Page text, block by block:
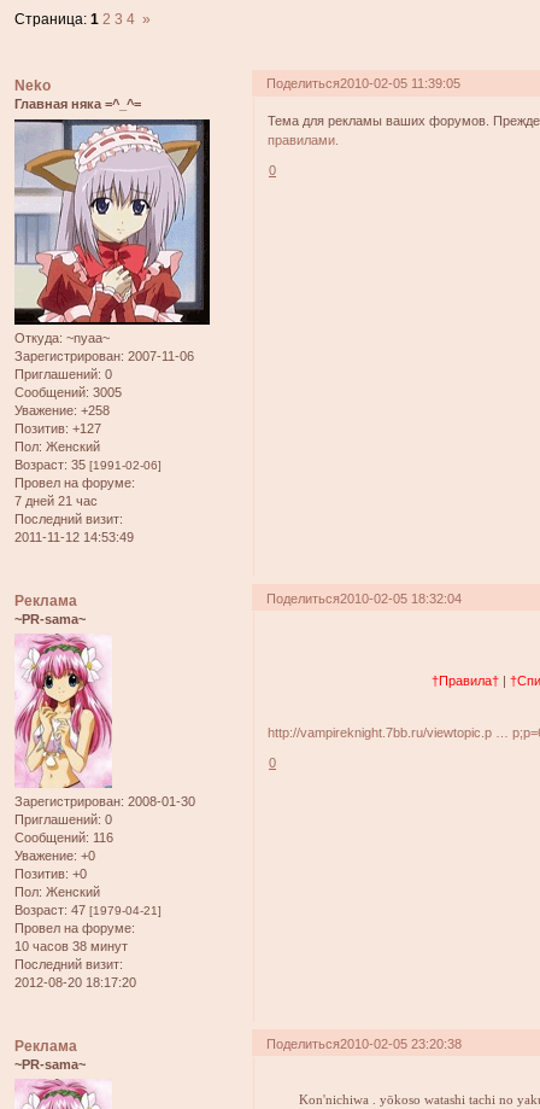
Страница:1 2 3 4 »
Поделиться2010-02-05 11:39:05
Neko
Главная няка =^_^=
Откуда: ~nyaa~
Зарегистрирован: 2007-11-06
Приглашений: 0
Сообщений: 3005
Уважение: +258
Позитив: +127
Пол: Женский
Возраст: 35 [1991-02-06]
Провел на форуме:
7 дней 21 час
Последний визит:
2011-11-12 14:53:49
Тема для рекламы ваших форумов.
правилами.
0
Поделиться2010-02-05 18:32:04
Реклама
~PR-sama~
Зарегистрирован: 2008-01-30
Приглашений: 0
Сообщений: 116
Уважение: +0
Позитив: +0
Пол: Женский
Возраст: 47 [1979-04-21]
Провел на форуме:
10 часов 38 минут
Последний визит:
2012-08-20 18:17:20
†Правила† |
http://vampireknight.7bb.ru/viewtopic.p …
0
Поделиться2010-02-05 23:20:38
Реклама
~PR-sama~
Kon'nichiwa . yōkoso watashi tachi no